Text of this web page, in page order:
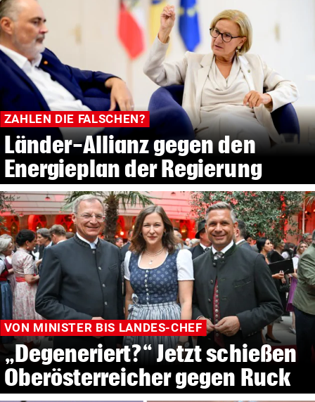
ZAHLEN DIE FALSCHEN?
Länder-Allianz gegen den
Energieplan der Regierung
VON MINISTER BIS LANDES-CHEF
„Degeneriert?“ Jetzt schießen
Oberösterreicher gegen Ruck